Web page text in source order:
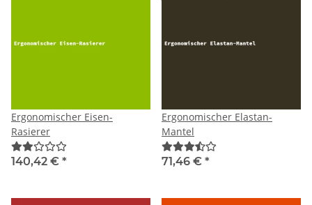
Ergonomischer Eisen-
Rasierer
140,42 € *
Ergonomischer Elastan-
Mantel
71,46 € *